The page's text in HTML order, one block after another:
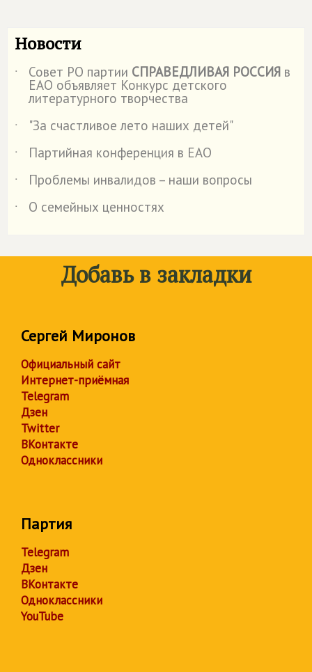
Новости
˙ Совет РО партии СПРАВЕДЛИВАЯ РОССИЯ в
ЕАО объявляет Конкурс детского
литературного творчества
˙
"За счастливое лето наших детей"
˙
Партийная конференция в ЕАО
˙
Проблемы инвалидов – наши вопросы
˙
О семейных ценностях
Добавь в закладки
Сергей Миронов
Официальный сайт
Интернет-приёмная
Telegram
Дзен
Twitter
ВКонтакте
Одноклассники
Партия
Telegram
Дзен
ВКонтакте
Одноклассники
YouTube